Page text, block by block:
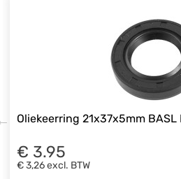
Oliekeerring 21x37x5mm BASL
€ 3.95
€ 3,26excl. BTW